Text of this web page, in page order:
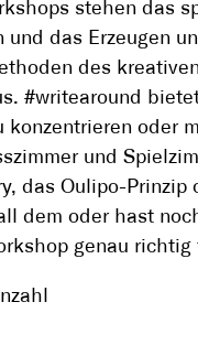
stehen das
das Erzeugen
des
#writearound
oder
und
das Oulipo-
dem oder hast
genau richtig